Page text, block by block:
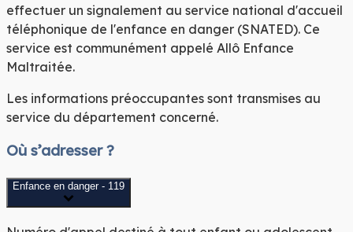
effectuer un signalement au service national d'accueil
téléphonique de l'enfance en danger (SNATED). Ce
service est communément appelé Allô Enfance
Maltraitée.
Les informations préoccupantes sont transmises au
service du département concerné.
Où s’adresser ?
Enfance en danger - 119